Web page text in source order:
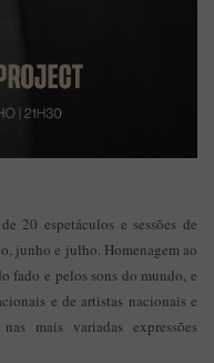
20 espetáculos e sessões de
junho e julho. Homenagem ao
fado e pelos sons do mundo, e
e de artistas nacionais e
mais variadas expressões